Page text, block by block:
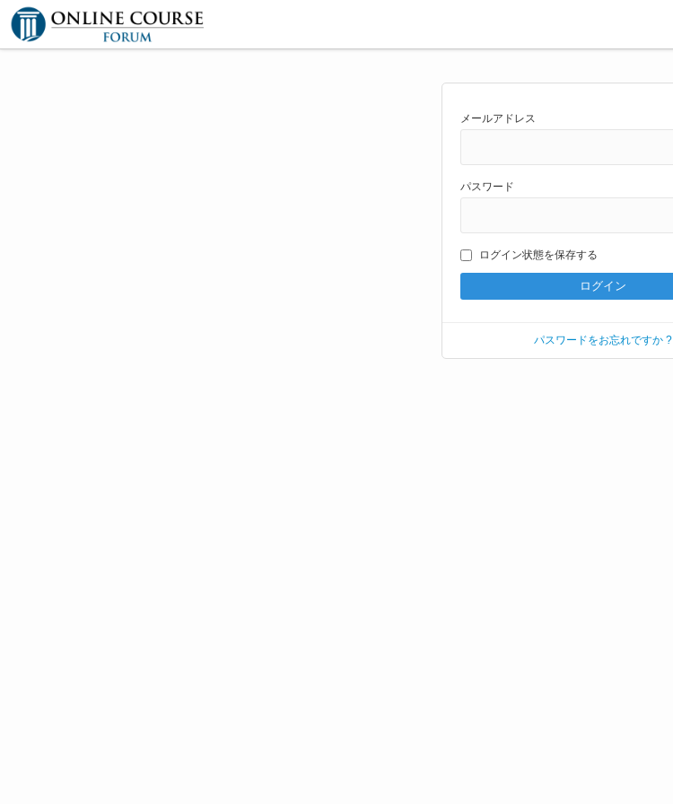
メールアドレス
パスワード
ログイン状態を保存する
パスワードをお忘れですか ?